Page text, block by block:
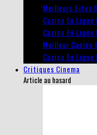
Meilleurs Sites
Casino En
Casino En
Meilleur Casino
Casino En Ligne
Critiques Cinema
Article au hasard